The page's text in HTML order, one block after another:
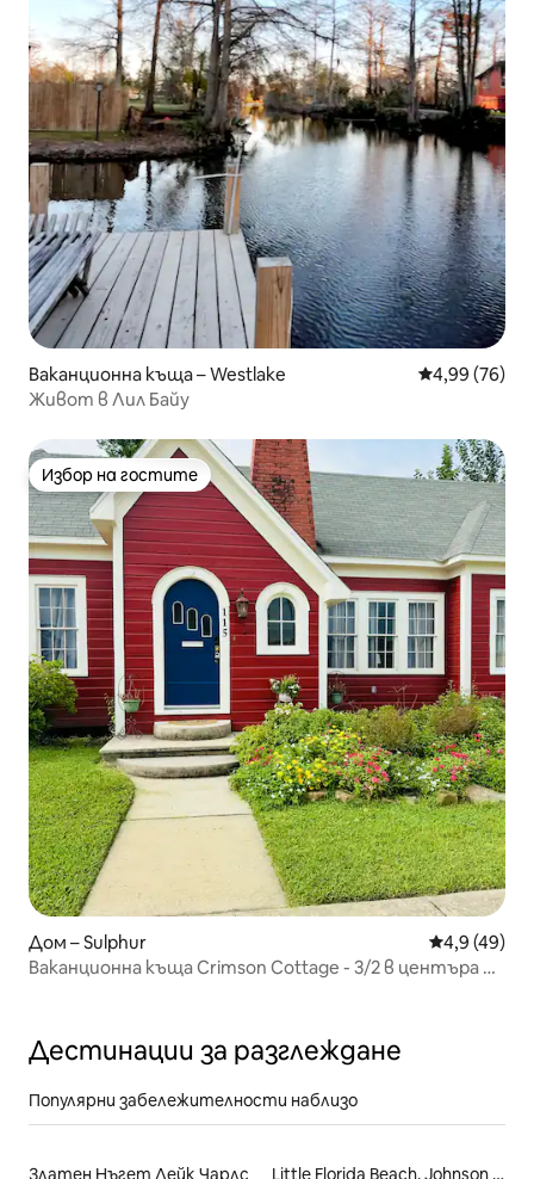
Ваканционна къща – Westlake Средна
4,99 (76)
Живот в Лил Байу
Избор на гостите
Избор на гостите
Дом – Sulphur Средна
4,9 (49)
Ваканционна къща Crimson Cottage - 3/2 в центъра на
Дестинации за разглеждане
Популярни забележителности наблизо
Златен Нъгет Лейк Чарлс Little Florida Beach. Johnson Bayou, La